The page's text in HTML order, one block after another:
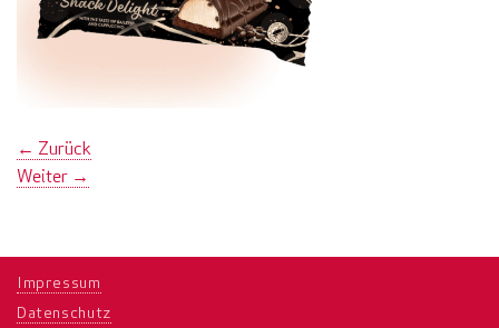
← Zurück
Weiter →
Impressum
Datenschutz